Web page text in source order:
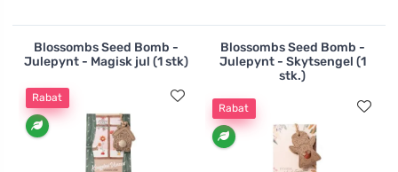
Blossombs Seed Bomb -
Julepynt - Magisk jul (1 stk)
Rabat
Blossombs Seed Bomb -
Julepynt - Skytsengel (1
stk.)
Rabat